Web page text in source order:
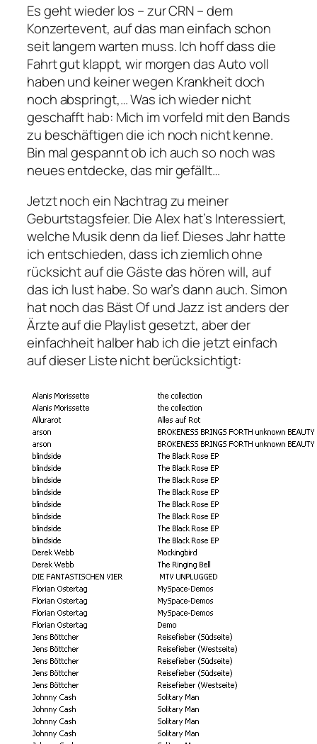
Es geht wieder los – zur CRN – dem
Konzertevent, auf das man einfach schon
seit langem warten muss. Ich hoff dass die
Fahrt gut klappt, wir morgen das Auto voll
haben und keiner wegen Krankheit doch
noch abspringt,… Was ich wieder nicht
geschafft hab: Mich im vorfeld mit den Bands
zu beschäftigen die ich noch nicht kenne.
Bin mal gespannt ob ich auch so noch was
neues entdecke, das mir gefällt…
Jetzt noch ein Nachtrag zu meiner
Geburtstagsfeier. Die Alex hat’s Interessiert,
welche Musik denn da lief. Dieses Jahr hatte
ich entschieden, dass ich ziemlich ohne
rücksicht auf die Gäste das hören will, auf
das ich lust habe. So war’s dann auch. Simon
hat noch das Bäst Of und Jazz ist anders der
Ärzte auf die Playlist gesetzt, aber der
einfachheit halber hab ich die jetzt einfach
auf dieser Liste nicht berücksichtigt: